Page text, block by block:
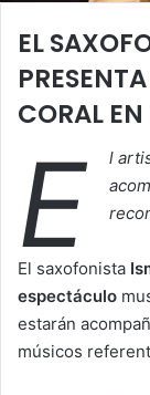
EL
CORAL
E
l
El saxofonista
espectáculo
estarán
músicos